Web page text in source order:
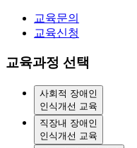
교육문의
교육신청
교육과정 선택
사회적 장애인
인식개선 교육
직장내 장애인
인식개선 교육